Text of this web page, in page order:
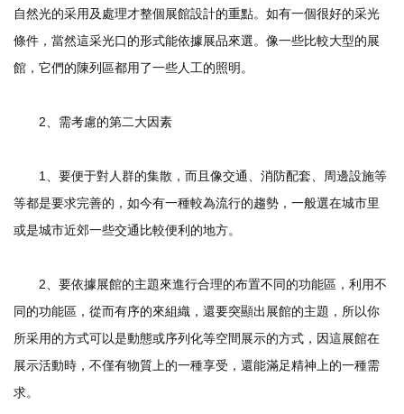
自然光的采用及處理才整個展館設計的重點。如有一個很好的采光
條件，當然這采光口的形式能依據展品來選。像一些比較大型的展
館，它們的陳列區都用了一些人工的照明。
2、需考慮的第二大因素
1、要便于對人群的集散，而且像交通、消防配套、周邊設施等
等都是要求完善的，如今有一種較為流行的趨勢，一般選在城市里
或是城市近郊一些交通比較便利的地方。
2、要依據展館的主題來進行合理的布置不同的功能區，利用不
同的功能區，從而有序的來組織，還要突顯出展館的主題，所以你
所采用的方式可以是動態或序列化等空間展示的方式，因這展館在
展示活動時，不僅有物質上的一種享受，還能滿足精神上的一種需
求。